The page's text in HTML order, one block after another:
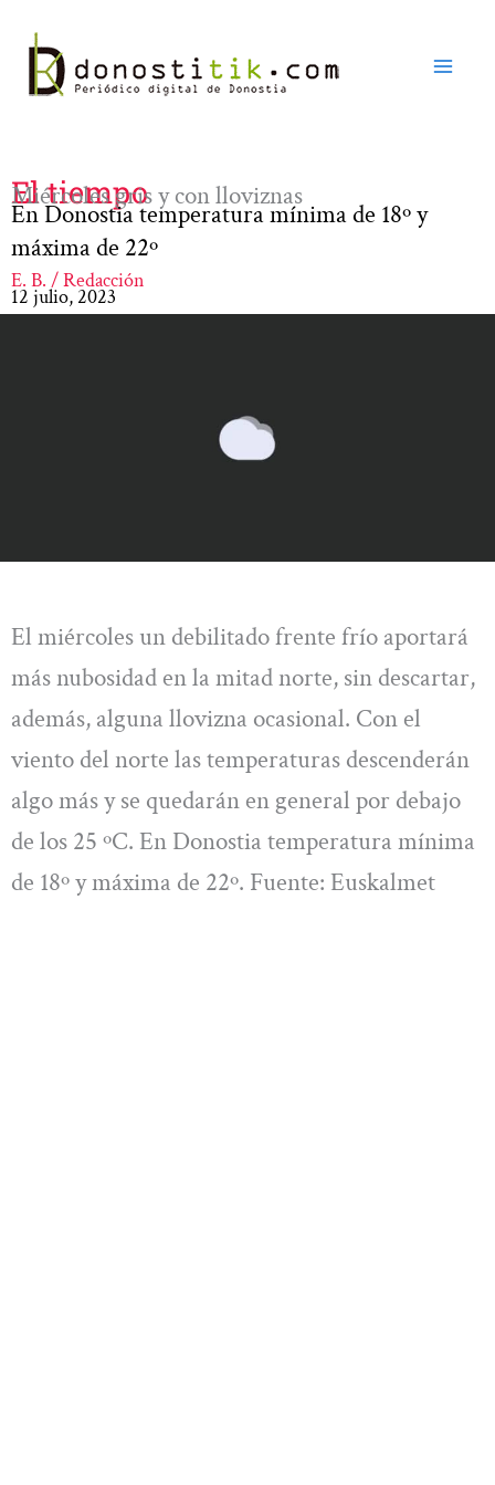
contenido
El tiempo
Miércoles gris y con lloviznas
En Donostia temperatura mínima de 18º y
máxima de 22º
E. B. / Redacción
12 julio, 2023
El miércoles un debilitado frente frío aportará
más nubosidad en la mitad norte, sin descartar,
además, alguna llovizna ocasional. Con el
viento del norte las temperaturas descenderán
algo más y se quedarán en general por debajo
de los 25 ºC. En Donostia temperatura mínima
de 18º y máxima de 22º. Fuente: Euskalmet